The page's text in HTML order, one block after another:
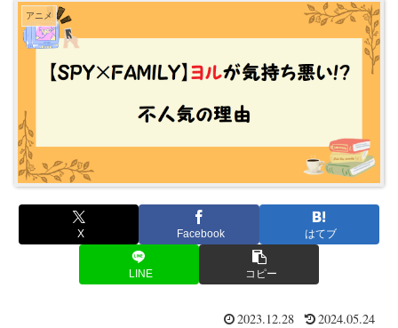
アニメ
X Facebook はてブ
LINE コピー
2023.12.28 2024.05.24